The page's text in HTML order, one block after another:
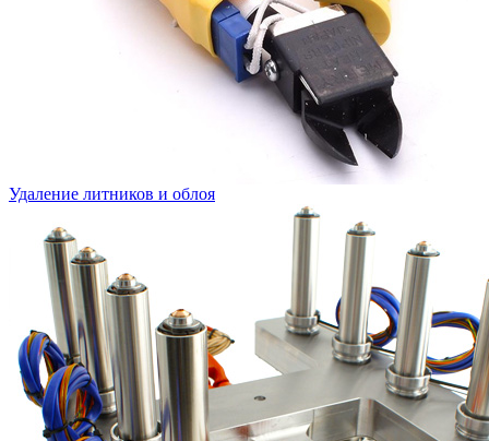
Удаление литников и облоя